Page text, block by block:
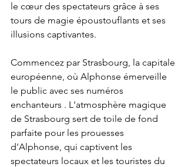
le cœur des spectateurs grâce à ses
tours de magie époustouflants et ses
illusions captivantes.
Commencez par Strasbourg, la capitale
européenne, où Alphonse émerveille
le public avec ses numéros
enchanteurs . L'atmosphère magique
de Strasbourg sert de toile de fond
parfaite pour les prouesses
d'Alphonse, qui captivent les
spectateurs locaux et les touristes du